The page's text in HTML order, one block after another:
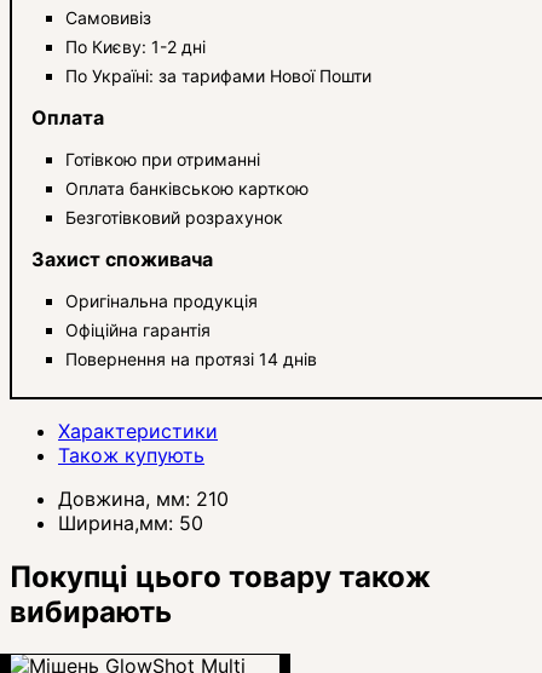
Самовивіз
По Києву: 1-2 дні
По Україні: за тарифами Нової Пошти
Оплата
Готівкою при отриманні
Оплата банківською карткою
Безготівковий розрахунок
Захист споживача
Оригінальна продукція
Офіційна гарантія
Повернення на протязі 14 днів
Характеристики
Також купують
Довжина, мм: 210
Ширина,мм: 50
Покупці цього товару також
вибирають